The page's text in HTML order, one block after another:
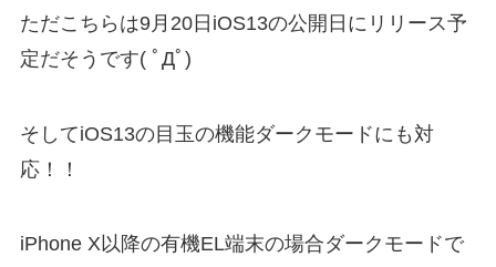
ただこちらは9月20日iOS13の公開日にリリース予
定だそうです( ﾟДﾟ)
そしてiOS13の目玉の機能ダークモードにも対
応！！
iPhone X以降の有機EL端末の場合ダークモードで